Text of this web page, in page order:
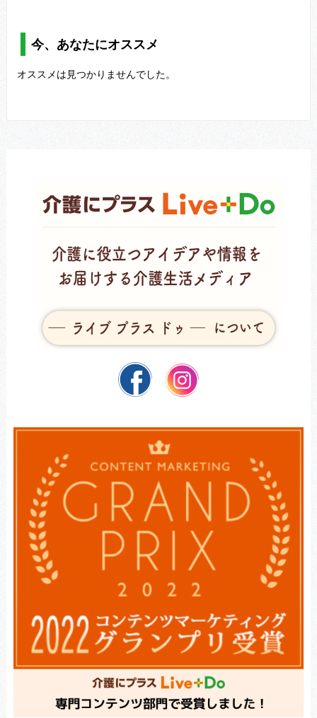
今、あなたにオススメ
オススメは見つかりませんでした。